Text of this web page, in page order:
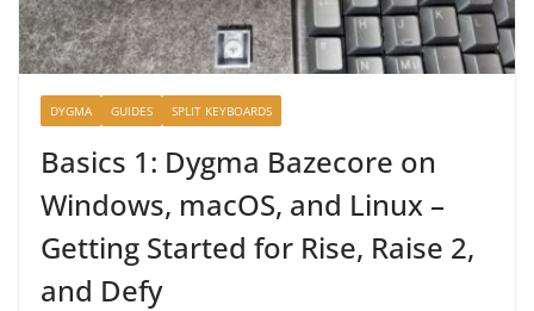
DYGMA GUIDES SPLIT KEYBOARDS
Basics 1: Dygma Bazecore on
Windows, macOS, and Linux –
Getting Started for Rise, Raise 2,
and Defy